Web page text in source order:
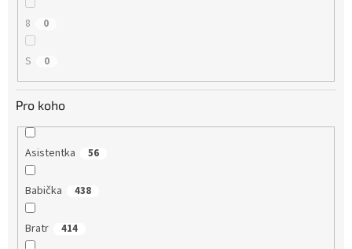
8 0
S 0
Pro koho
Asistentka 56
Babička 438
Bratr 414